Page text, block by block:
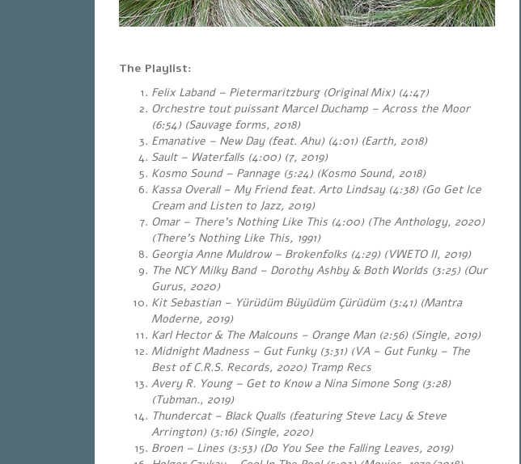
The Playlist:
Felix Laband – Pietermaritzburg (Original Mix) (4:47)
Orchestre tout puissant Marcel Duchamp – Across the Moor
(6:54) (Sauvage forms, 2018)
Emanative – New Day (feat. Ahu) (4:01) (Earth, 2018)
Sault – Waterfalls (4:00) (7, 2019)
Kosmo Sound – Pannage (5:24) (Kosmo Sound, 2018)
Kassa Overall – My Friend feat. Arto Lindsay (4:38) (Go Get Ice
Cream and Listen to Jazz, 2019)
Omar – There’s Nothing Like This (4:00) (The Anthology, 2020)
(There’s Nothing Like This, 1991)
Georgia Anne Muldrow – Brokenfolks (4:29) (VWETO II, 2019)
The NCY Milky Band – Dorothy Ashby & Both Worlds (3:25) (Our
Gurus, 2020)
Kit Sebastian – Yürüdüm Büyüdüm Çürüdüm (3:41) (Mantra
Moderne, 2019)
Karl Hector & The Malcouns – Orange Man (2:56) (Single, 2019)
Midnight Madness – Gut Funky (3:31) (VA – Gut Funky – The
Best of C.R.S. Records, 2020) Tramp Recs
Avery R. Young – Get to Know a Nina Simone Song (3:28)
(Tubman., 2019)
Thundercat – Black Qualls (featuring Steve Lacy & Steve
Arrington) (3:16) (Single, 2020)
Broen – Lines (3:53) (Do You See the Falling Leaves, 2019)